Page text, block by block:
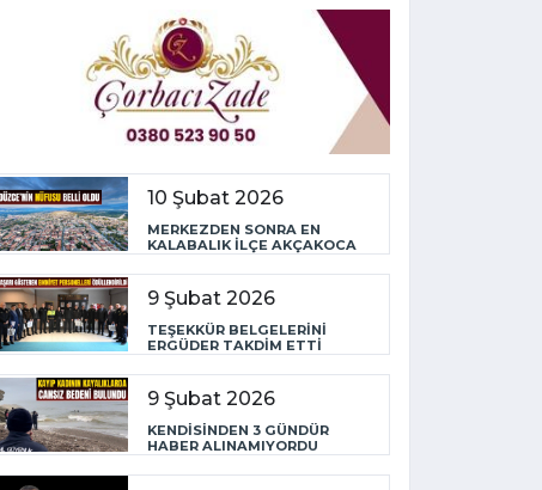
10 Şubat 2026
MERKEZDEN SONRA EN
KALABALIK İLÇE AKÇAKOCA
9 Şubat 2026
TEŞEKKÜR BELGELERİNİ
ERGÜDER TAKDİM ETTİ
9 Şubat 2026
KENDİSİNDEN 3 GÜNDÜR
HABER ALINAMIYORDU